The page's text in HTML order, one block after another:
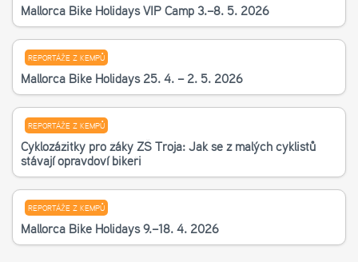
Mallorca Bike Holidays VIP Camp 3.–8. 5. 2026
REPORTÁŽE Z KEMPŮ
Mallorca Bike Holidays 25. 4. – 2. 5. 2026
REPORTÁŽE Z KEMPŮ
Cyklozážitky pro žáky ZŠ Troja: Jak se z malých cyklistů
stávají opravdoví bikeři
REPORTÁŽE Z KEMPŮ
Mallorca Bike Holidays 9.–18. 4. 2026